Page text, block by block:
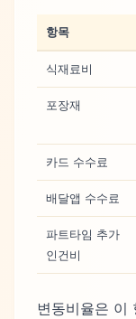
항목
식재료비
포장재
카드 수수료
배달앱 수수료
파트타임 추가
인건비
변동비율은 이